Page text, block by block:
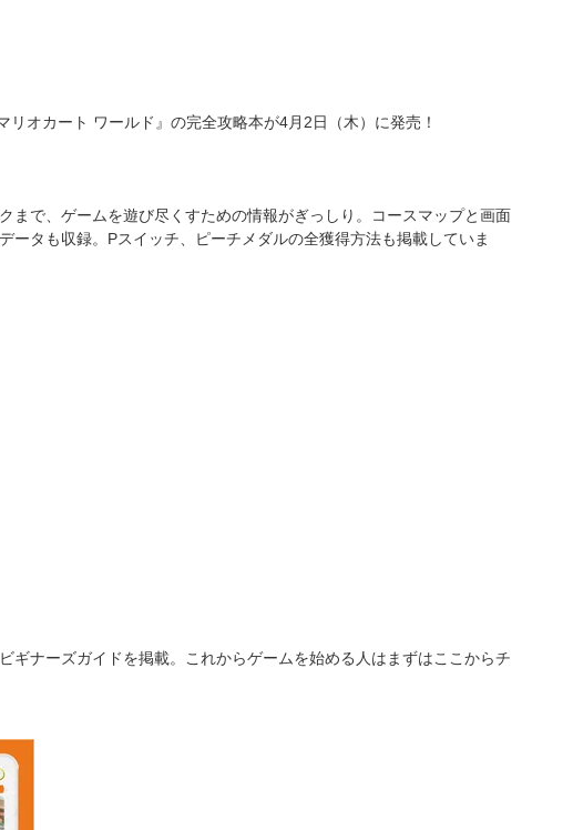
オカート ワールド』の完全攻略本が4月2日（木）に発売！
まで、ゲームを遊び尽くすための情報がぎっしり。コースマップと画面
タも収録。Pスイッチ、ピーチメダルの全獲得方法も掲載していま
ナーズガイドを掲載。これからゲームを始める人はまずはここからチ